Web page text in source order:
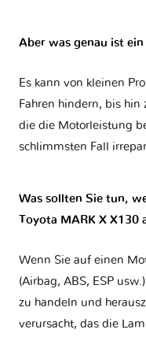
Aber was genau ist
Es kann von kleinen
Fahren hindern, bis
die die Motorleistung
schlimmsten Fall
Was sollten Sie tun,
Toyota MARK X X130
Wenn Sie auf einen
(Airbag, ABS, ESP
zu handeln und
verursacht, das die